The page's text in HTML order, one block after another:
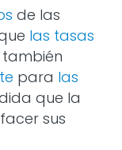
de las
las tasas
también
para las
que la
sus